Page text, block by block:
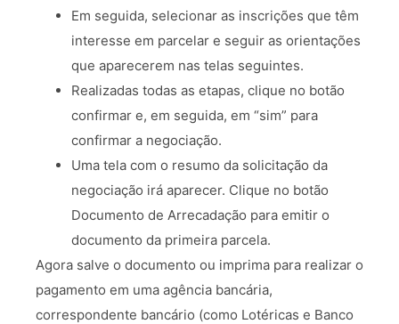
Em seguida, selecionar as inscrições que têm
interesse em parcelar e seguir as orientações
que aparecerem nas telas seguintes.
Realizadas todas as etapas, clique no botão
confirmar e, em seguida, em “sim” para
confirmar a negociação.
Uma tela com o resumo da solicitação da
negociação irá aparecer. Clique no botão
Documento de Arrecadação para emitir o
documento da primeira parcela.
Agora salve o documento ou imprima para realizar o
pagamento em uma agência bancária,
correspondente bancário (como Lotéricas e Banco